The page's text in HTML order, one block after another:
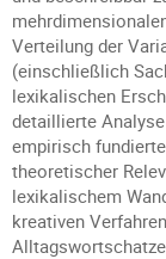
Verteilung der
(einschließlich
lexikalischen
detaillierte
empirisch
theoretischer
lexikalischem
kreativen